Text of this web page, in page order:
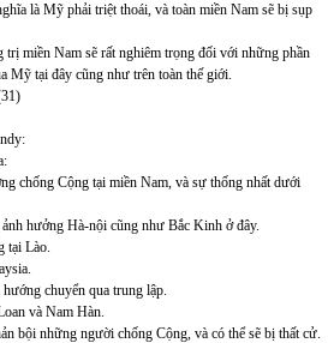
là Mỹ phải triệt thoái, và toàn miền Nam sẽ bị sụp
trị miền Nam sẽ rất nghiêm trọng đối với những phần
Mỹ tại đây cũng như trên toàn thế giới.
chống Cộng tại miền Nam, và sự thống nhất dưới
hưởng Hà-nội cũng như Bắc Kinh ở đây.
tại Lào.
chuyển qua trung lập.
và Nam Hàn.
bội những người chống Cộng, và có thể sẽ bị thất cử.